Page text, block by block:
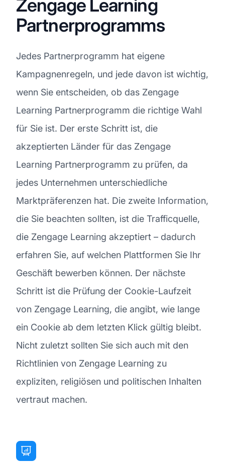
Zengage Learning
Partnerprogramms
Jedes Partnerprogramm hat eigene
Kampagnenregeln, und jede davon ist wichtig,
wenn Sie entscheiden, ob das Zengage
Learning Partnerprogramm die richtige Wahl
für Sie ist. Der erste Schritt ist, die
akzeptierten Länder für das Zengage
Learning Partnerprogramm zu prüfen, da
jedes Unternehmen unterschiedliche
Marktpräferenzen hat. Die zweite Information,
die Sie beachten sollten, ist die Trafficquelle,
die Zengage Learning akzeptiert – dadurch
erfahren Sie, auf welchen Plattformen Sie Ihr
Geschäft bewerben können. Der nächste
Schritt ist die Prüfung der Cookie-Laufzeit
von Zengage Learning, die angibt, wie lange
ein Cookie ab dem letzten Klick gültig bleibt.
Nicht zuletzt sollten Sie sich auch mit den
Richtlinien von Zengage Learning zu
expliziten, religiösen und politischen Inhalten
vertraut machen.